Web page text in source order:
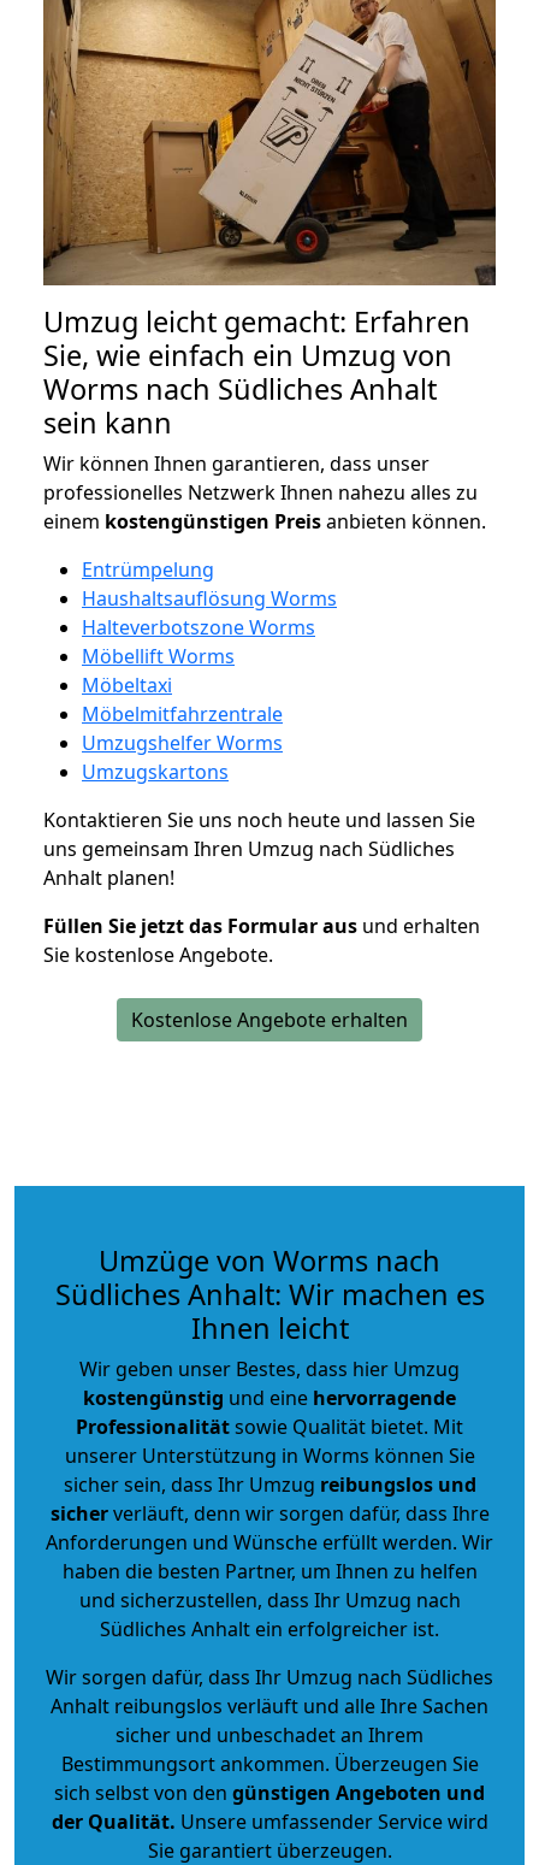
Umzug leicht gemacht: Erfahren
Sie, wie einfach ein Umzug von
Worms nach Südliches Anhalt
sein kann
Wir können Ihnen garantieren, dass unser
professionelles Netzwerk Ihnen nahezu alles zu
einem kostengünstigen Preisanbieten können.
Entrümpelung
Haushaltsauflösung Worms
Halteverbotszone Worms
Möbellift Worms
Möbeltaxi
Möbelmitfahrzentrale
Umzugshelfer Worms
Umzugskartons
Kontaktieren Sie uns noch heute und lassen Sie
uns gemeinsam Ihren Umzug nach Südliches
Anhalt planen!
Füllen Sie jetzt das Formular aus und erhalten
Sie kostenlose Angebote.
Kostenlose Angebote erhalten
Umzüge von Worms nach
Südliches Anhalt: Wir machen es
Ihnen leicht
Wir geben unser Bestes, dass hier Umzug
kostengünstig und eine hervorragende
Professionalitätsowie Qualität bietet. Mit
unserer Unterstützung in Worms können Sie
sicher sein, dass Ihr Umzug reibungslos und
sicherverläuft, denn wir sorgen dafür, dass Ihre
Anforderungen und Wünsche erfüllt werden. Wir
haben die besten Partner, um Ihnen zu helfen
und sicherzustellen, dass Ihr Umzug nach
Südliches Anhalt ein erfolgreicher ist.
Wir sorgen dafür, dass Ihr Umzug nach Südliches
Anhalt reibungslos verläuft und alle Ihre Sachen
sicher und unbeschadet an Ihrem
Bestimmungsort ankommen. Überzeugen Sie
sich selbst von den günstigen Angeboten und
der Qualität. Unsere umfassender Service wird
Sie garantiert überzeugen.